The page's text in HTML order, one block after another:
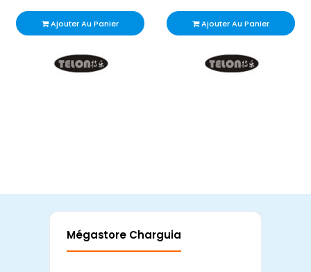
Ajouter Au Panier Ajouter Au Panier
Mégastore Charguia